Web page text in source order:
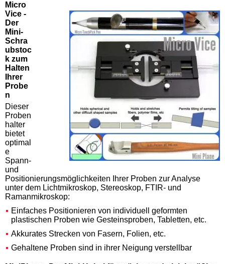
Micro
Vice -
Der
Mini-
Schra
ubstoc
k zum
Halten
Ihrer
Probe
n
Dieser
Proben
halter
bietet
optimal
e
Spann-
und
Positionierungsmöglichkeiten Ihrer Proben zur Analyse
unter dem Lichtmikroskop, Stereoskop, FTIR- und
Ramanmikroskop:
Einfaches Positionieren von individuell geformten
plastischen Proben wie Gesteinsproben, Tabletten, etc.
Akkurates Strecken von Fasern, Folien, etc.
Gehaltene Proben sind in ihrer Neigung verstellbar